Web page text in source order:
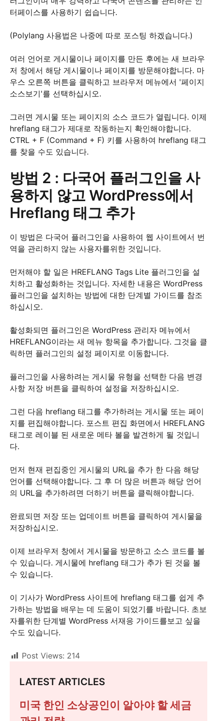
터페이스를 사용하기 쉽습니다.
(Polylang 사용법은 나중에 따로 포스팅 하겠습니다.)
여러 언어로 게시물이나 페이지를 만든 후에는 새 브라우
저 창에서 해당 게시물이나 페이지를 방문해야합니다. 마
우스 오른쪽 버튼을 클릭하고 브라우저 메뉴에서 '페이지
소스보기'를 선택하십시오.
그러면 게시물 또는 페이지의 소스 코드가 열립니다. 이제
hreflang 태그가 제대로 작동하는지 확인해야합니다.
CTRL + F (Command + F) 키를 사용하여 hreflang 태그
를 찾을 수도 있습니다.
방법 2 : 다국어 플러그인을 사
용하지 않고 WordPress에서
Hreflang 태그 추가
이 방법은 다국어 플러그인을 사용하여 웹 사이트에서 번
역을 관리하지 않는 사용자를위한 것입니다.
먼저해야 할 일은 HREFLANG Tags Lite 플러그인을 설
치하고 활성화하는 것입니다. 자세한 내용은 WordPress
플러그인을 설치하는 방법에 대한 단계별 가이드를 참조
하십시오.
활성화되면 플러그인은 WordPress 관리자 메뉴에서
HREFLANG이라는 새 메뉴 항목을 추가합니다. 그것을 클
릭하면 플러그인의 설정 페이지로 이동합니다.
플러그인을 사용하려는 게시물 유형을 선택한 다음 변경
사항 저장 버튼을 클릭하여 설정을 저장하십시오.
그런 다음 hreflang 태그를 추가하려는 게시물 또는 페이
지를 편집해야합니다. 포스트 편집 화면에서 HREFLANG
태그로 레이블 된 새로운 메타 볼을 발견하게 될 것입니
다.
먼저 현재 편집중인 게시물의 URL을 추가 한 다음 해당
언어를 선택해야합니다. 그 후 더 많은 버튼과 해당 언어
의 URL을 추가하려면 더하기 버튼을 클릭해야합니다.
완료되면 저장 또는 업데이트 버튼을 클릭하여 게시물을
저장하십시오.
이제 브라우저 창에서 게시물을 방문하고 소스 코드를 볼
수 있습니다. 게시물에 hreflang 태그가 추가 된 것을 볼
수 있습니다.
이 기사가 WordPress 사이트에 hreflang 태그를 쉽게 추
가하는 방법을 배우는 데 도움이 되었기를 바랍니다. 초보
자를위한 단계별 WordPress 서재응 가이드를보고 싶을
수도 있습니다.
Post Views: 214
LATEST ARTICLES
미국 한인 소상공인이 알아야 할 세금